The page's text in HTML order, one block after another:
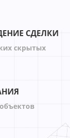
СДЕЛКИ
скрытых